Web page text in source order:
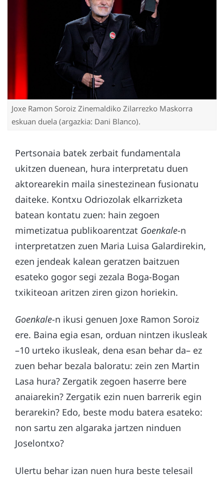
Joxe Ramon Soroiz Zinemaldiko Zilarrezko Maskorra
eskuan duela (argazkia: Dani Blanco).
Pertsonaia batek zerbait fundamentala
ukitzen duenean, hura interpretatu duen
aktorearekin maila sinestezinean fusionatu
daiteke. Kontxu Odriozolak elkarrizketa
batean kontatu zuen: hain zegoen
mimetizatua publikoarentzat Goenkale-n
interpretatzen zuen Maria Luisa Galardirekin,
ezen jendeak kalean geratzen baitzuen
esateko gogor segi zezala Boga-Bogan
txikiteoan aritzen ziren gizon horiekin.
Goenkale-n ikusi genuen Joxe Ramon Soroiz
ere. Baina egia esan, orduan nintzen ikusleak
–10 urteko ikusleak, dena esan behar da– ez
zuen behar bezala baloratu: zein zen Martin
Lasa hura? Zergatik zegoen haserre bere
anaiarekin? Zergatik ezin nuen barrerik egin
berarekin? Edo, beste modu batera esateko:
non sartu zen algaraka jartzen ninduen
Joselontxo?
Ulertu behar izan nuen hura beste telesail